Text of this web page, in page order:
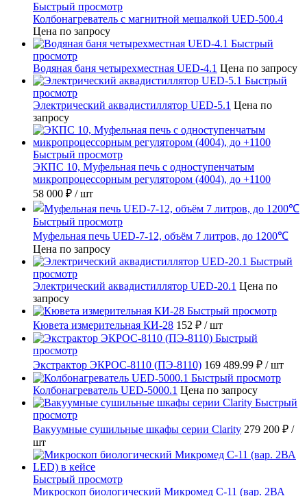
Быстрый просмотр
Колбонагреватель с магнитной мешалкой UED-500.4
Цена по запросу
Быстрый
просмотр
Водяная баня четырехместная UED-4.1 Цена по запросу
Быстрый
просмотр
Электрический аквадистиллятор UED-5.1 Цена по
запросу
Быстрый просмотр
ЭКПС 10, Муфельная печь с одноступенчатым
микропроцессорным регулятором (4004), до +1100
58 000 ₽ / шт
Быстрый просмотр
Муфельная печь UED-7-12, объём 7 литров, до 1200℃
Цена по запросу
Быстрый
просмотр
Электрический аквадистиллятор UED-20.1 Цена по
запросу
Быстрый просмотр
Кювета измерительная КИ-28 152 ₽ / шт
Быстрый
просмотр
Экстрактор ЭКРОС-8110 (ПЭ-8110) 169 489.99 ₽ / шт
Быстрый просмотр
Колбонагреватель UED-5000.1 Цена по запросу
Быстрый
просмотр
Вакуумные сушильные шкафы серии Clarity 279 200 ₽ /
шт
Быстрый просмотр
Микроскоп биологический Микромед С-11 (вар. 2ВА